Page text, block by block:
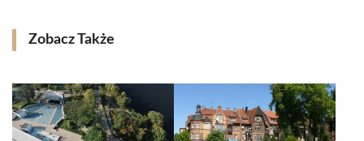
Zobacz Także